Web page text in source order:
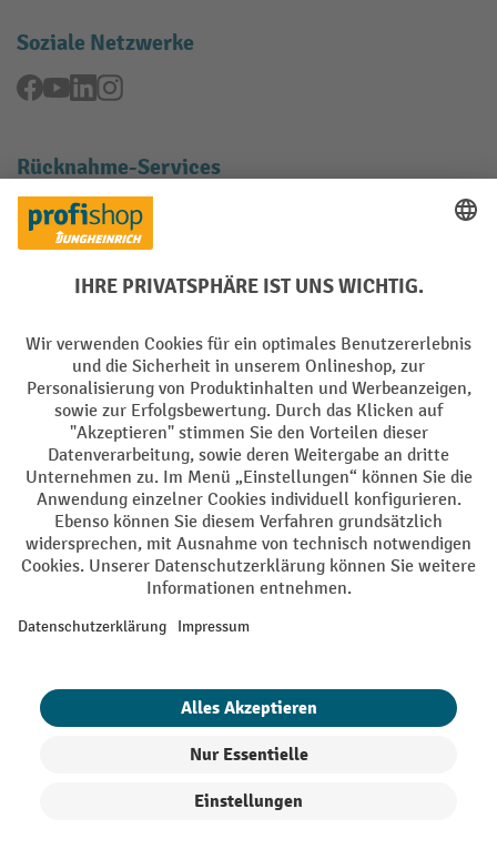
Soziale Netzwerke
Facebook
YouTubeLinkedInInstagram
Rücknahme-Services
Elektrogeräte Rückname
Batterie Rückname
Impressum Datenschutz
Barrierefreiheit Grounding Page Privacy Settings
Alle Preise exkl. gesetzl. Mehrwertsteuer zzgl.Versandkostenund ggf.
Nachnahmegebühren, wenn nicht anders angegeben.
¹ Der Rabatt gilt so lange der Vorrat reicht. Der Rabatt gilt nicht auf
oder Gutscheinen ist nicht möglich. | ² Der Rabatt wird einmalig bei
eingelöst werden. Die Höhe des Rabatts variiert je nach
Produktkategorie und beträgt bis zu 10 % (10 % auf Lager, Umwelt,
Heben | 7% auf Büro). Ausgenommen sind Elektro-Hubwagen,
Ausschluss von Werkzeug. Gilt nicht auf Sonderpreise. Kombination